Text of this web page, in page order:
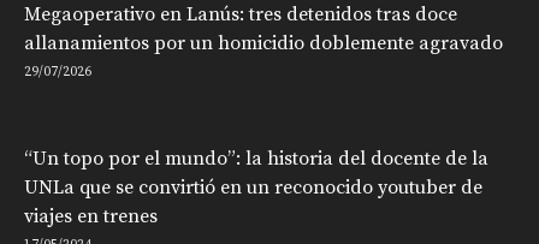
Megaoperativo en Lanús: tres detenidos tras doce
allanamientos por un homicidio doblemente agravado
29/07/2026
“Un topo por el mundo”: la historia del docente de la
UNLa que se convirtió en un reconocido youtuber de
viajes en trenes